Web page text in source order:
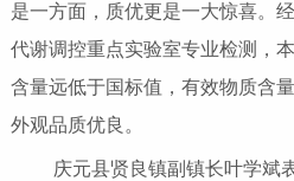
是一方面，质优更是一大惊喜。
代谢调控重点实验室专业检测，
含量远低于国标值，有效物质含
外观品质优良。
庆元县贤良镇副镇长叶学斌